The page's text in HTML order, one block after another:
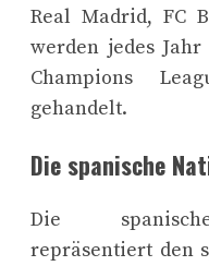
Real Madrid, FC
werden jedes
Champions
gehandelt.
Die spanische
Die
repräsentiert den